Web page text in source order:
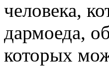
человека,
дармоеда,
которых